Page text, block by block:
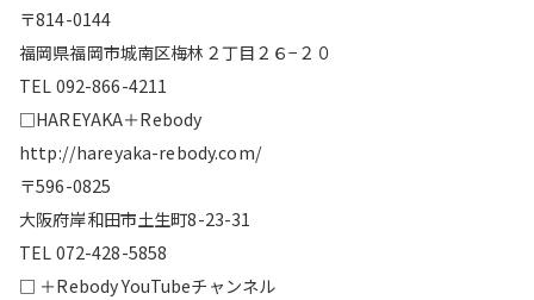
〒814-0144
福岡県福岡市城南区梅林２丁目２６−２０
TEL 092-866-4211
□HAREYAKA＋Rebody
http://hareyaka-rebody.com/
〒596-0825
大阪府岸和田市土生町8-23-31
TEL 072-428-5858
□ ＋Rebody YouTubeチャンネル